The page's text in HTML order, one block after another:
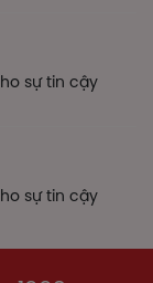
thuộc vào
hơn 98% lượng
thời kỳ
qua phân.
sự tin cậy
sự tin cậy